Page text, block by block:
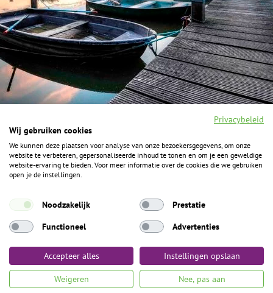
F
a
c
o
o
I
n
s
g
a
Y
o
u
b
P
i
n
ALGEMENE INFORMATIE
Het Geheim over de grens zijn de Duitse vakantieregio’s
Algemene voorwaarden Privacybeleid Toegankelijkheid
Privacybeleid
Wij gebruiken cookies
We kunnen deze plaatsen voor analyse van onze bezoekersgegevens, om onze
website te verbeteren, gepersonaliseerde inhoud te tonen en om je een geweldige
website-ervaring te bieden. Voor meer informatie over de cookies die we gebruiken
open je de instellingen.
Noodzakelijk
Prestatie
Functioneel
Advertenties
Accepteer alles Instellingen opslaan
Weigeren Nee, pas aan